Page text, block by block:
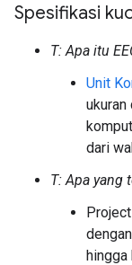
Spesifikasi
T: Apa itu
Unit
ukuran
dari
T: Apa yang
hingga